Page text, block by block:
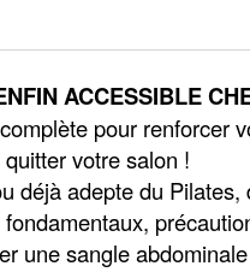
ACCESSIBLE
pour renforcer
votre salon !
déjà adepte du
une sangle